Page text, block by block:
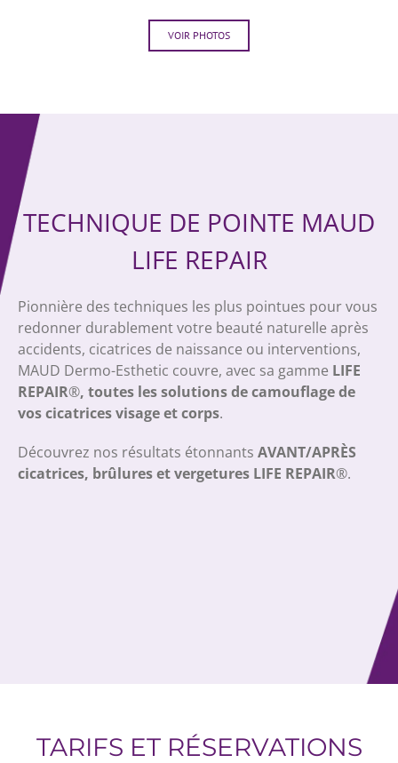
VOIR PHOTOS
TECHNIQUE DE POINTE MAUD
LIFE REPAIR
Pionnière des techniques les plus pointues pour vous
redonner durablement votre beauté naturelle après
accidents, cicatrices de naissance ou interventions,
MAUD Dermo-Esthetic couvre, avec sa gamme LIFE
REPAIR®, toutes les solutions de camouflage de
vos cicatrices visage et corps.
Découvrez nos résultats étonnants AVANT/APRÈS
cicatrices, brûlures et vergetures LIFE REPAIR®.
TARIFS ET RÉSERVATIONS